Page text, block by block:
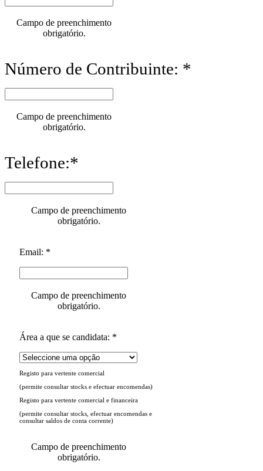
Campo de preenchimento
obrigatório.
Número de Contribuinte: *
Campo de preenchimento
obrigatório.
Telefone:*
Campo de preenchimento
obrigatório.
Email: *
Campo de preenchimento
obrigatório.
Área a que se candidata: *
Registo para vertente comercial
(permite consultar stocks e efectuar encomendas)
Registo para vertente comercial e financeira
(permite consultar stocks, efectuar encomendas e
consultar saldos de conta corrente)
Campo de preenchimento
obrigatório.